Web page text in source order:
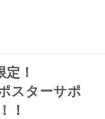
ー掲示にご協力いた
事項をご確認いた
切（但し、締め切
第、締め切らせてい
す）。 ※注意事項※
ただけませんの
！
スターサポ
！